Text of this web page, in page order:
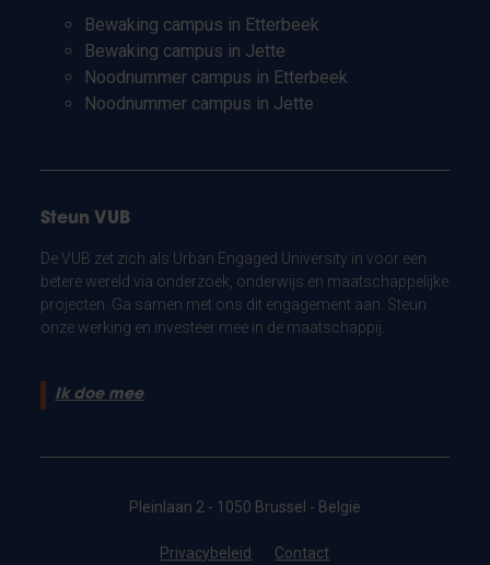
Bewaking campus in Etterbeek
Bewaking campus in Jette
Noodnummer campus in Etterbeek
Noodnummer campus in Jette
Steun VUB
De VUB zet zich als Urban Engaged University in voor een
betere wereld via onderzoek, onderwijs en maatschappelijke
projecten. Ga samen met ons dit engagement aan. Steun
onze werking en investeer mee in de maatschappij.
Ik doe mee
Pleinlaan 2 - 1050 Brussel - België
Privacybeleid Contact